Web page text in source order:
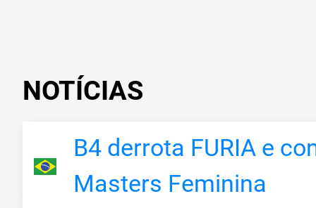
NOTÍCIAS
B4 derrota FURIA e
Masters Feminina